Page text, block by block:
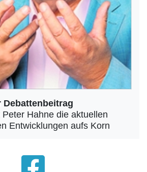
Debattenbeitrag
Hahne die aktuellen
Entwicklungen aufs Korn